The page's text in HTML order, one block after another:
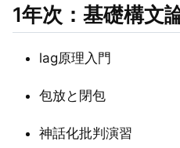
1年次：基礎構文
lag原理入門
包放と閉包
神話化批判演習